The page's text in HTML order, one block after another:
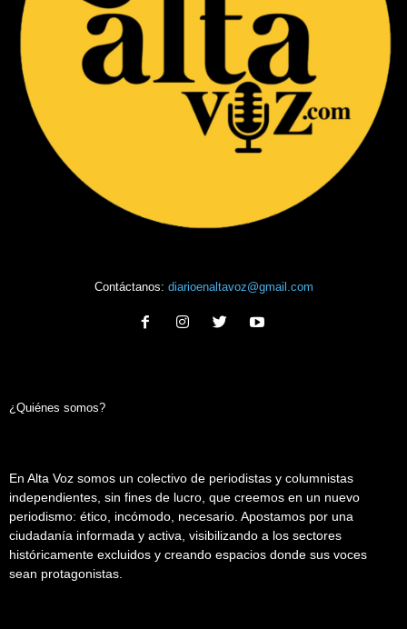
Contáctanos: diarioenaltavoz@gmail.com
¿Quiénes somos?
En Alta Voz somos un colectivo de periodistas y columnistas
independientes, sin fines de lucro, que creemos en un nuevo
periodismo: ético, incómodo, necesario. Apostamos por una
ciudadanía informada y activa, visibilizando a los sectores
históricamente excluidos y creando espacios donde sus voces
sean protagonistas.